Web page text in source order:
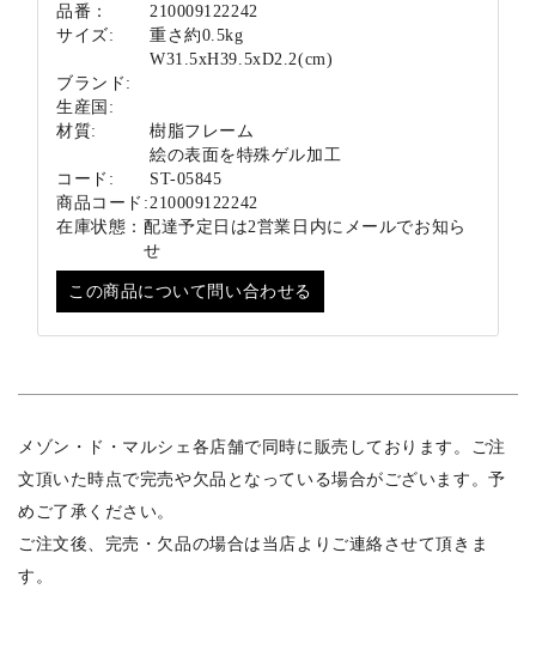
品番：
210009122242
サイズ:
重さ約0.5kg
W31.5xH39.5xD2.2(cm)
ブランド:
生産国:
材質:
樹脂フレーム
絵の表面を特殊ゲル加工
コード:
ST-05845
商品コード: 210009122242
在庫状態： 配達予定日は2営業日内にメールでお知ら
せ
この商品について問い合わせる
メゾン・ド・マルシェ各店舗で同時に販売しております。ご注
文頂いた時点で完売や欠品となっている場合がございます。予
めご了承ください。
ご注文後、完売・欠品の場合は当店よりご連絡させて頂きま
す。